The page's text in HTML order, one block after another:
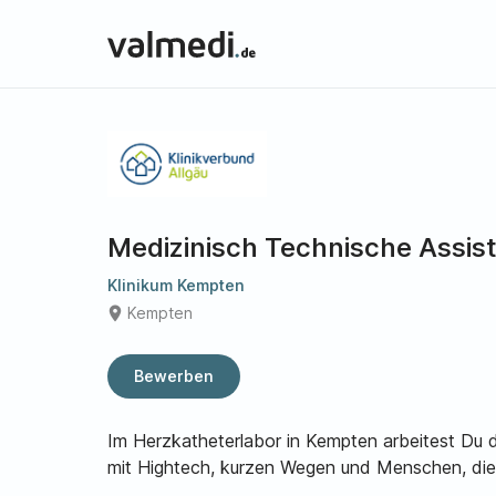
Medizinisch Technische
Klinikum Kempten
place Kempten
Bewerben
Im Herzkatheterlabor in Kempten arbeitest
mit Hightech, kurzen Wegen und Menschen,